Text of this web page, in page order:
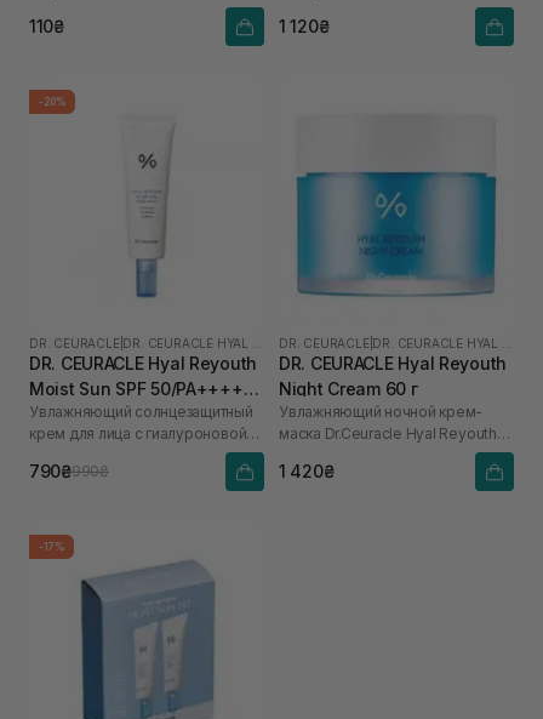
110₴ 1 120₴
-20%
DR. CEURACLE
DR. CEURACLE Hyal Reyouth
Moist Sun SPF 50/PA++++
50 мл
Увлажняющий солнцезащитный
крем для лица с гиалуроновой
790₴990₴
DR. CEURACLE
DR. CEURACLE Hyal Reyouth
Night Cream 60 г
Увлажняющий ночной крем-
маска Dr.Ceuracle Hyal Reyouth
1 420₴
-17%